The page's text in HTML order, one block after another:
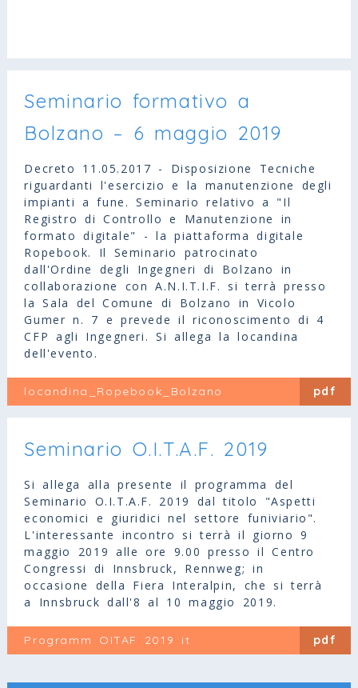
Seminario formativo a
Bolzano – 6 maggio 2019
Decreto 11.05.2017 - Disposizione Tecniche
riguardanti l'esercizio e la manutenzione degli
impianti a fune. Seminario relativo a "Il
Registro di Controllo e Manutenzione in
formato digitale" - la piattaforma digitale
Ropebook. Il Seminario patrocinato
dall'Ordine degli Ingegneri di Bolzano in
collaborazione con A.N.I.T.I.F. si terrà presso
la Sala del Comune di Bolzano in Vicolo
Gumer n. 7 e prevede il riconoscimento di 4
CFP agli Ingegneri. Si allega la locandina
dell'evento.
locandina_Ropebook_Bolzano pdf
Seminario O.I.T.A.F. 2019
Si allega alla presente il programma del
Seminario O.I.T.A.F. 2019 dal titolo "Aspetti
economici e giuridici nel settore funiviario".
L'interessante incontro si terrà il giorno 9
maggio 2019 alle ore 9.00 presso il Centro
Congressi di Innsbruck, Rennweg; in
occasione della Fiera Interalpin, che si terrà
a Innsbruck dall'8 al 10 maggio 2019.
Programm OITAF 2019 it pdf